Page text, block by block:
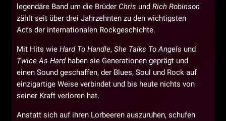
legendäre Band um die Brüder Chris und Rich Robinson
zählt seit über drei Jahrzehnten zu den wichtigsten
Acts der internationalen Rockgeschichte.
Mit Hits wie Hard To Handle, She Talks To Angels und
Twice As Hardhaben sie Generationen geprägt und
einen Sound geschaffen, der Blues, Soul und Rock auf
einzigartige Weise verbindet und bis heute nichts von
seiner Kraft verloren hat.
Anstatt sich auf ihren Lorbeeren auszuruhen, schufen